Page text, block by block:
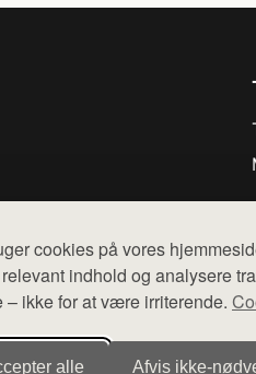
cookies på vores
indhold og analysere
– ikke for at være irriterende.
alle Afvis
webshops. Der sælges ikke